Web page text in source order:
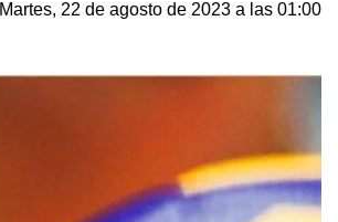
Martes, 22 de agosto de 2023 a las 01:00